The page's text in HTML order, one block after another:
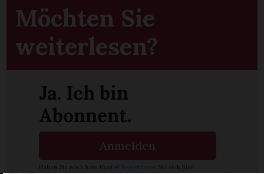
Möchten Sie
weiterlesen?
Ja. Ich bin
Abonnent.
Anmelden
Haben Sie noch kein Konto? Registrieren Sie sich hier